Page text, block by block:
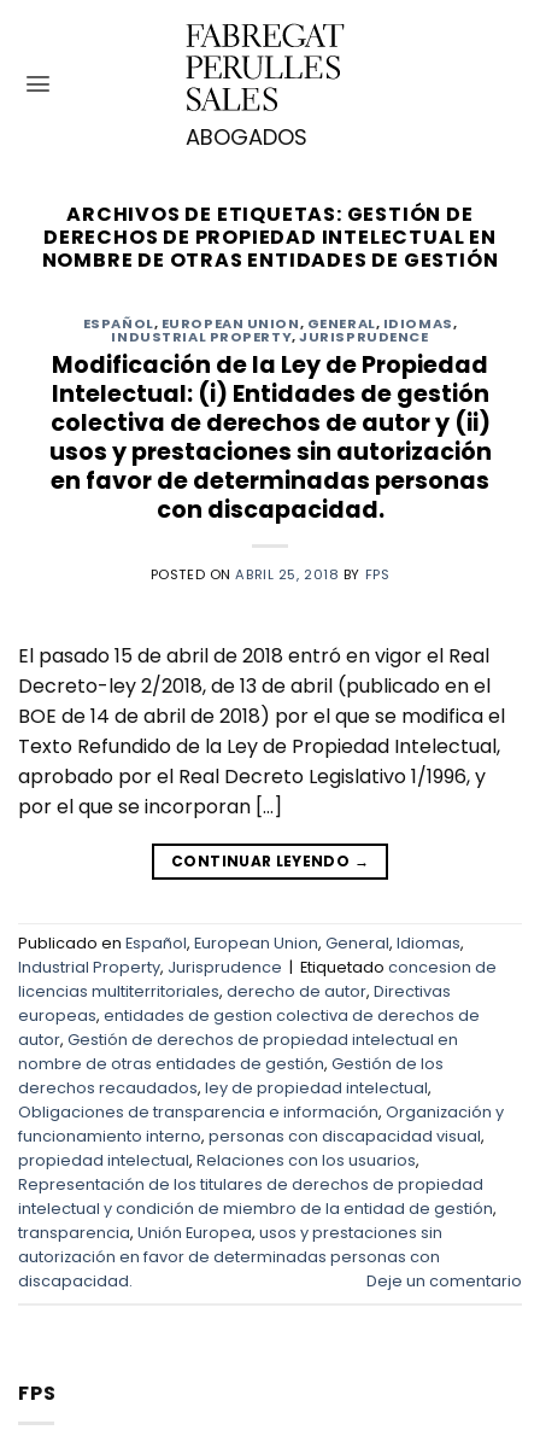
contenido
ARCHIVOS DE ETIQUETAS: GESTIÓN DE
DERECHOS DE PROPIEDAD INTELECTUAL EN
NOMBRE DE OTRAS ENTIDADES DE GESTIÓN
ESPAÑOL, EUROPEAN UNION, GENERAL, IDIOMAS,
INDUSTRIAL PROPERTY,JURISPRUDENCE
Modificación de la Ley de Propiedad
Intelectual: (i) Entidades de gestión
colectiva de derechos de autor y (ii)
usos y prestaciones sin autorización
en favor de determinadas personas
con discapacidad.
POSTED ONABRIL 25, 2018 BY FPS
El pasado 15 de abril de 2018 entró en vigor el Real
Decreto-ley 2/2018, de 13 de abril (publicado en el
BOE de 14 de abril de 2018) por el que se modifica el
Texto Refundido de la Ley de Propiedad Intelectual,
aprobado por el Real Decreto Legislativo 1/1996, y
por el que se incorporan […]
CONTINUAR LEYENDO →
Publicado en Español, European Union, General, Idiomas,
Industrial Property, Jurisprudence | Etiquetado concesion de
licencias multiterritoriales, derecho de autor, Directivas
europeas, entidades de gestion colectiva de derechos de
autor, Gestión de derechos de propiedad intelectual en
nombre de otras entidades de gestión, Gestión de los
derechos recaudados, ley de propiedad intelectual,
Obligaciones de transparencia e información, Organización y
funcionamiento interno, personas con discapacidad visual,
propiedad intelectual, Relaciones con los usuarios,
Representación de los titulares de derechos de propiedad
intelectual y condición de miembro de la entidad de gestión,
transparencia, Unión Europea, usos y prestaciones sin
autorización en favor de determinadas personas con
discapacidad.
Deje un comentario
FPS